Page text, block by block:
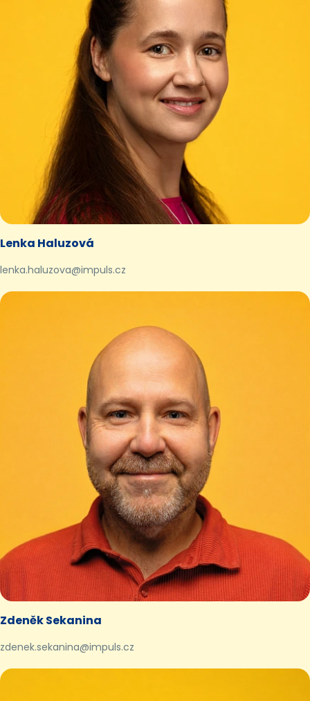
Lenka Haluzová
lenka.haluzova@impuls.cz
Zdeněk Sekanina
zdenek.sekanina@impuls.cz